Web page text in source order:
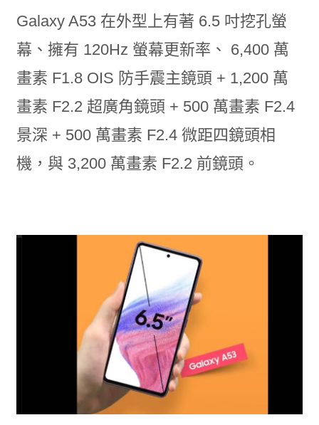
Galaxy A53 在外型上有著 6.5 吋挖孔螢
幕、擁有 120Hz 螢幕更新率、 6,400 萬
畫素 F1.8 OIS 防手震主鏡頭 + 1,200 萬
畫素 F2.2 超廣角鏡頭 + 500 萬畫素 F2.4
景深 + 500 萬畫素 F2.4 微距四鏡頭相
機，與 3,200 萬畫素 F2.2 前鏡頭。